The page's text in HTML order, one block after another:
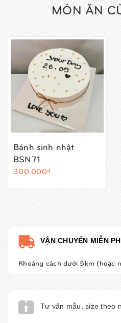
MÓN ĂN
Bánh sinh nhật
BSN71
300.000₫
VẬN CHUYỂN MIỄN
Khoảng cách dưới 5km (hoặc
Tư vấn mẫu, size theo